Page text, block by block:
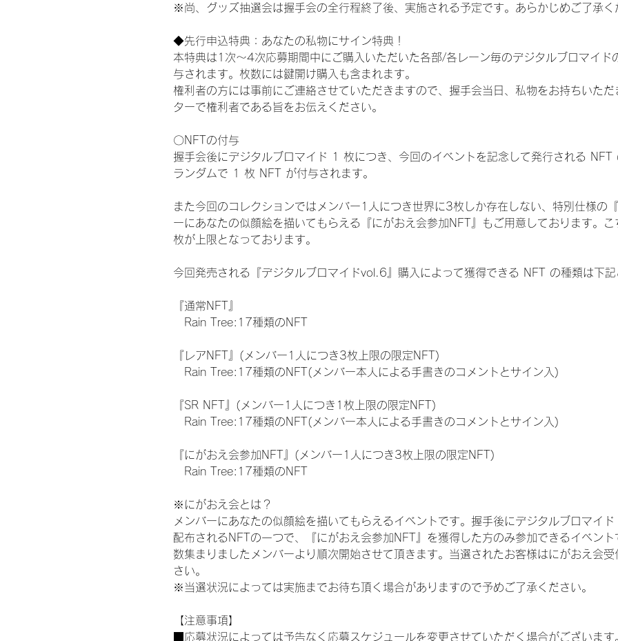
※尚、グッズ抽選会は握手会の全行程終了後、実施される予定です。あらかじめご了承く
◆先行申込特典：あなたの私物にサイン特典！
本特典は1次〜4次応募期間中にご購入いただいた各部/各レーン毎のデジタルブロマイド
与されます。枚数には鍵開け購入も含まれます。
権利者の方には事前にご連絡させていただきますので、握手会当日、私物をお持ちいた
ターで権利者である旨をお伝えください。
〇NFTの付与
握手会後にデジタルブロマイド 1 枚につき、今回のイベントを記念して発行される NFT
ランダムで 1 枚 NFT が付与されます。
また今回のコレクションではメンバー1人につき世界に3枚しか存在しない、特別仕様の
ーにあなたの似顔絵を描いてもらえる『にがおえ会参加NFT』もご用意しております。
枚が上限となっております。
今回発売される『デジタルブロマイドvol.6』購入によって獲得できる NFT の種類は下記
『通常NFT』
Rain Tree:17種類のNFT
『レアNFT』(メンバー1人につき3枚上限の限定NFT)
Rain Tree:17種類のNFT(メンバー本人による手書きのコメントとサイン入)
『SR NFT』(メンバー1人につき1枚上限の限定NFT)
Rain Tree:17種類のNFT(メンバー本人による手書きのコメントとサイン入)
『にがおえ会参加NFT』(メンバー1人につき3枚上限の限定NFT)
Rain Tree:17種類のNFT
※にがおえ会とは？
メンバーにあなたの似顔絵を描いてもらえるイベントです。握手後にデジタルブロマイ
配布されるNFTの一つで、『にがおえ会参加NFT』を獲得した方のみ参加できるイベン
数集まりましたメンバーより順次開始させて頂きます。当選されたお客様はにがおえ会
さい。
※当選状況によっては実施までお待ち頂く場合がありますので予めご了承ください。
【注意事項】
■応募状況によっては予告なく応募スケジュールを変更させていただく場合がございます